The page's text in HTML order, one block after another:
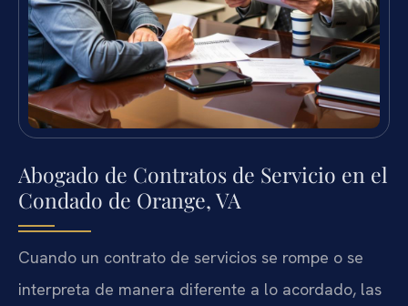
Abogado de Contratos de Servicio en el
Condado de Orange, VA
Cuando un contrato de servicios se rompe o se
interpreta de manera diferente a lo acordado, las